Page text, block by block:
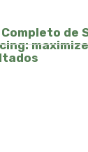
Completo de